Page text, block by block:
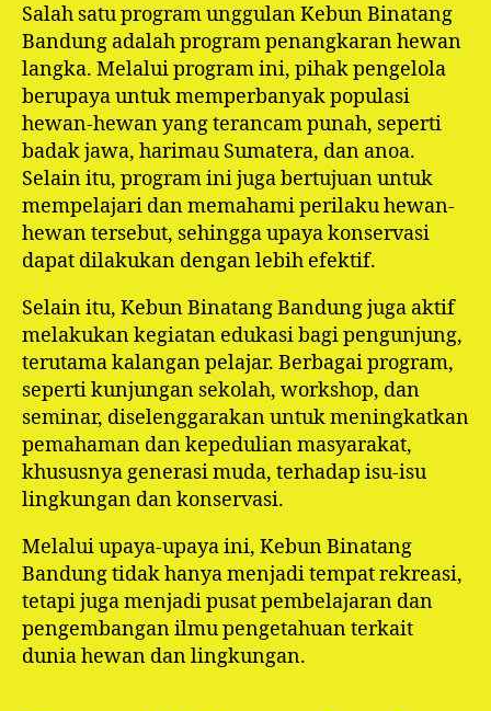
Salah satu program unggulan Kebun Binatang
Bandung adalah program penangkaran hewan
langka. Melalui program ini, pihak pengelola
berupaya untuk memperbanyak populasi
hewan-hewan yang terancam punah, seperti
badak jawa, harimau Sumatera, dan anoa.
Selain itu, program ini juga bertujuan untuk
mempelajari dan memahami perilaku hewan-
hewan tersebut, sehingga upaya konservasi
dapat dilakukan dengan lebih efektif.
Selain itu, Kebun Binatang Bandung juga aktif
melakukan kegiatan edukasi bagi pengunjung,
terutama kalangan pelajar. Berbagai program,
seperti kunjungan sekolah, workshop, dan
seminar, diselenggarakan untuk meningkatkan
pemahaman dan kepedulian masyarakat,
khususnya generasi muda, terhadap isu-isu
lingkungan dan konservasi.
Melalui upaya-upaya ini, Kebun Binatang
Bandung tidak hanya menjadi tempat rekreasi,
tetapi juga menjadi pusat pembelajaran dan
pengembangan ilmu pengetahuan terkait
dunia hewan dan lingkungan.